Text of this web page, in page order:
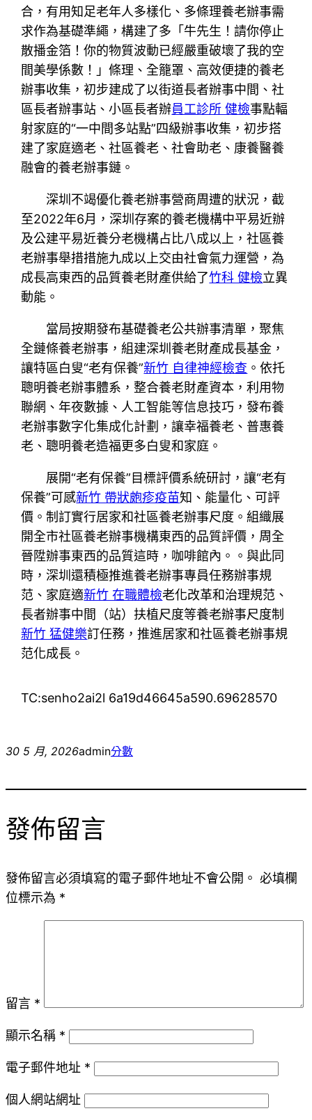
合，有用知足老年人多樣化、多條理養老辦事需
求作為基礎準繩，構建了多「牛先生！請你停止
散播金箔！你的物質波動已經嚴重破壞了我的空
間美學係數！」條理、全籠罩、高效便捷的養老
辦事收集，初步建成了以街道長者辦事中間、社
區長者辦事站、小區長者辦員工診所 健檢事點輻
射家庭的“一中間多站點”四級辦事收集，初步搭
建了家庭適老、社區養老、社會助老、康養醫養
融會的養老辦事鏈。
深圳不竭優化養老辦事營商周遭的狀況，截
至2022年6月，深圳存案的養老機構中平易近辦
及公建平易近養分老機構占比八成以上，社區養
老辦事舉措措施九成以上交由社會氣力運營，為
成長高東西的品質養老財產供給了竹科 健檢立異
動能。
當局按期發布基礎養老公共辦事清單，聚焦
全鏈條養老辦事，組建深圳養老財產成長基金，
讓特區白叟“老有保養”新竹 自律神經檢查 。依托
聰明養老辦事體系，整合養老財產資本，利用物
聯網、年夜數據、人工智能等信息技巧，發布養
老辦事數字化集成化計劃，讓幸福養老、普惠養
老、聰明養老造福更多白叟和家庭。
展開“老有保養”目標評價系統研討，讓“老有
保養”可感新竹 帶狀皰疹疫苗知、能量化、可評
價。制訂實行居家和社區養老辦事尺度。組織展
開全市社區養老辦事機構東西的品質評價，周全
晉陞辦事東西的品質這時，咖啡館內。。與此同
時，深圳還積極推進養老辦事專員任務辦事規
范、家庭適新竹 在職體檢老化改革和治理規范、
長者辦事中間（站）扶植尺度等養老辦事尺度制
新竹 猛健樂訂任務，推進居家和社區養老辦事規
范化成長。
TC:senho2ai2l 6a19d46645a590.69628570
30 5 月, 2026admin分數
發佈留言
發佈留言必須填寫的電子郵件地址不會公開。 必填欄
位標示為 *
留言 *
顯示名稱 *
電子郵件地址 *
個人網站網址